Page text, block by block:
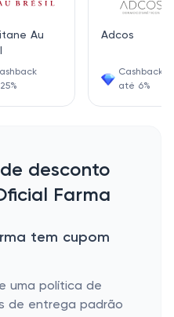
Au
Adcos
Cashback
até 6%
desconto
Farma
tem cupom
uma política de
de entrega padrão